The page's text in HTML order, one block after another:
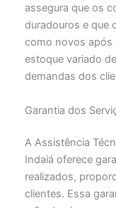
assegura que os
duradouros e que
como novos após
estoque variado
demandas dos
Garantia dos
A Assistência
Indaiá oferece
realizados,
clientes. Essa